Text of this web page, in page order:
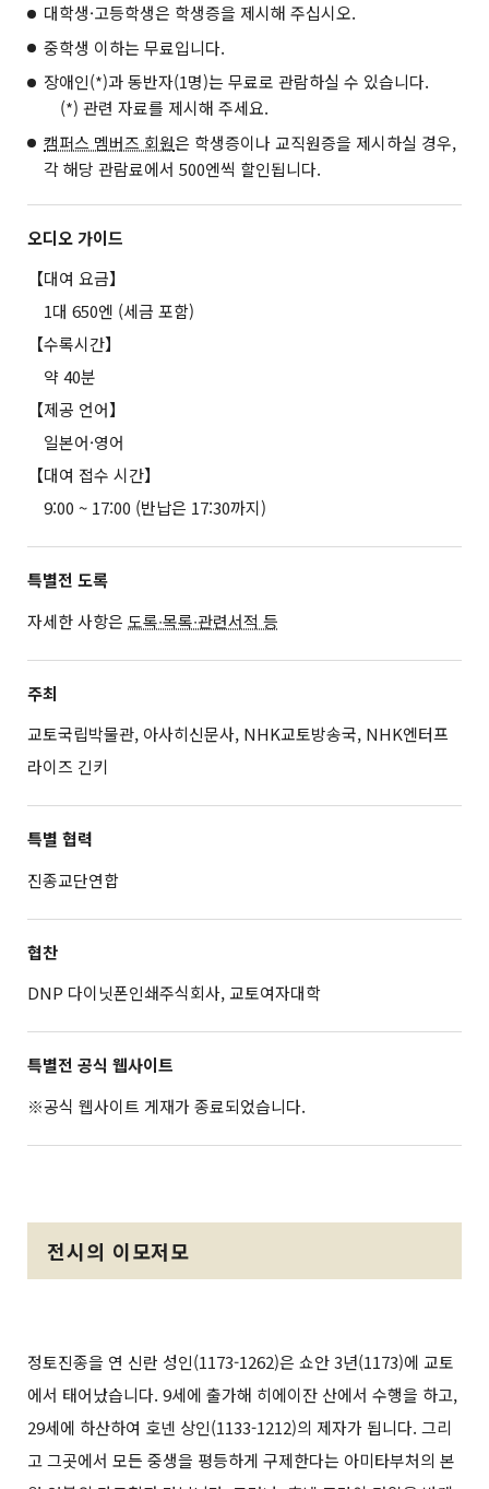
대학생·고등학생은 학생증을 제시해 주십시오.
중학생 이하는 무료입니다.
장애인(*)과 동반자(1명)는 무료로 관람하실 수 있습니다.
(*) 관련 자료를 제시해 주세요.
캠퍼스 멤버즈 회원은 학생증이나 교직원증을 제시하실 경우,
각 해당 관람료에서 500엔씩 할인됩니다.
오디오 가이드
【대여 요금】
1대 650엔 (세금 포함)
【수록시간】
약 40분
【제공 언어】
일본어·영어
【대여 접수 시간】
9:00 ~ 17:00 (반납은 17:30까지)
특별전 도록
자세한 사항은 도록∙목록∙관련서적 등
주최
교토국립박물관, 아사히신문사, NHK교토방송국, NHK엔터프
라이즈 긴키
특별 협력
진종교단연합
협찬
DNP 다이닛폰인쇄주식회사, 교토여자대학
특별전 공식 웹사이트
※공식 웹사이트 게재가 종료되었습니다.
전시의 이모저모
정토진종을 연 신란 성인(1173-1262)은 쇼안 3년(1173)에 교토
에서 태어났습니다. 9세에 출가해 히에이잔 산에서 수행을 하고,
29세에 하산하여 호넨 상인(1133-1212)의 제자가 됩니다. 그리
고 그곳에서 모든 중생을 평등하게 구제한다는 아미타부처의 본